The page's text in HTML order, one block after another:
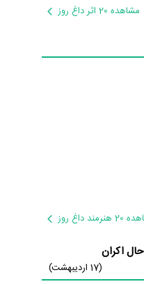
مشاهده 20 اثر داغ روز
داغ روز
اکران
(17 اردیبهشت)